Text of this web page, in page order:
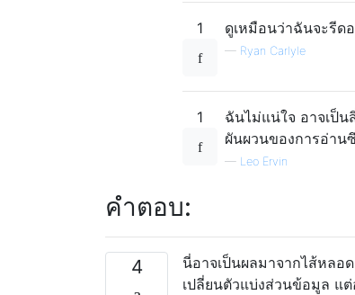
1 ดูเหมือนว่าฉันจะรีด
— Ryan Carlyle
1
ฉันไม่แน่ใจ อาจเป็น
ผันผวนของการอ่าน
— Leo Ervin
คำตอบ:
4
นี่อาจเป็นผลมาจากไส้หล
เปลี่ยนตัวแบ่งส่วนข้อมูล แ